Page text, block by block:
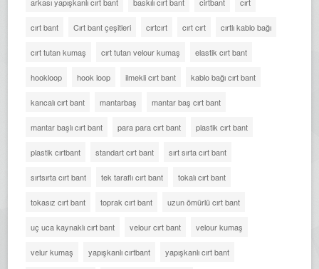
cırt bant Cırt bant çeşitleri cırtcırt cırt cırt cırtlı kablo bağı
cırt tutan kumaş cırt tutan velour kumaş elastik cırt bant
hookloop hook loop ilmekli cırt bant kablo bağı cırt bant
kancalı cırt bant mantarbaş mantar baş cırt bant
mantar başlı cırt bant para para cırt bant plastik cırt bant
plastik cırtbant standart cırt bant sırt sırta cırt bant
sırtsırta cırt bant tek taraflı cırt bant tokalı cırt bant
tokasız cırt bant toprak cırt bant uzun ömürlü cırt bant
uç uca kaynaklı cırt bant velour cırt bant velour kumaş
velur kumaş yapışkanlı cırtbant yapışkanlı cırt bant